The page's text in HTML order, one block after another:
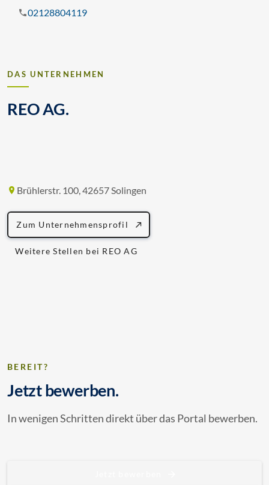
02128804119
DAS UNTERNEHMEN
REO AG.
Brühlerstr. 100, 42657 Solingen
Zum Unternehmensprofil
Weitere Stellen bei REO AG
BEREIT?
Jetzt bewerben.
In wenigen Schritten direkt über das Portal bewerben.